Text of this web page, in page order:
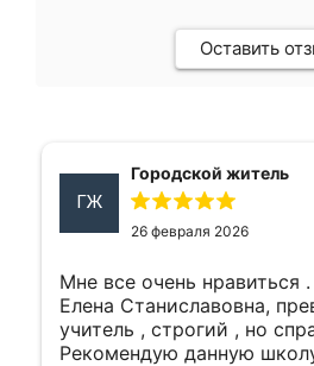
Оставить
ГЖ
Городской житель
26 февраля 2026
Мне все очень нравиться
Елена Станиславовна,
учитель , строгий , но
Рекомендую данную